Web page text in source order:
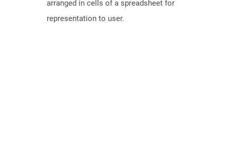
arranged in cells of a spreadsheet for
representation to user.